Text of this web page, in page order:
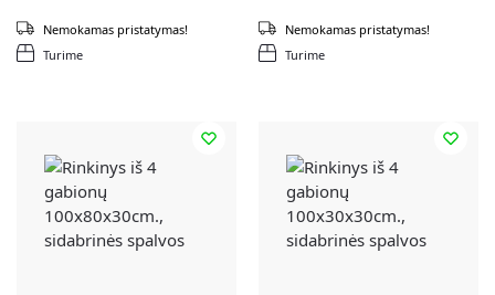
Turime
Nemokamas pristatymas!
Turime
Nemokamas pristatymas!